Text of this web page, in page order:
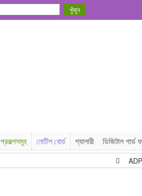
প্রকল্পসমূহ নোটিশ বোর্ড গ্যালারী ডিজিটাল গার্ড
ADP